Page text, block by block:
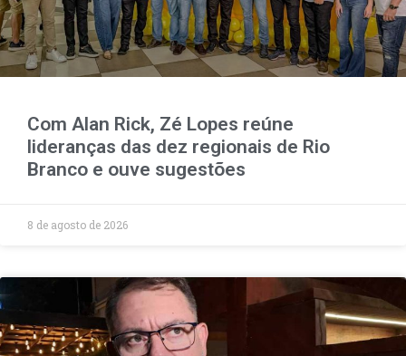
Com Alan Rick, Zé Lopes reúne
lideranças das dez regionais de Rio
Branco e ouve sugestões
8 de agosto de 2026